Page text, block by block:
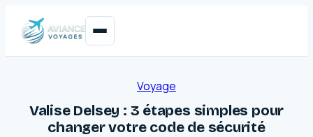
Voyage
Valise Delsey : 3 étapes simples pour
changer votre code de sécurité